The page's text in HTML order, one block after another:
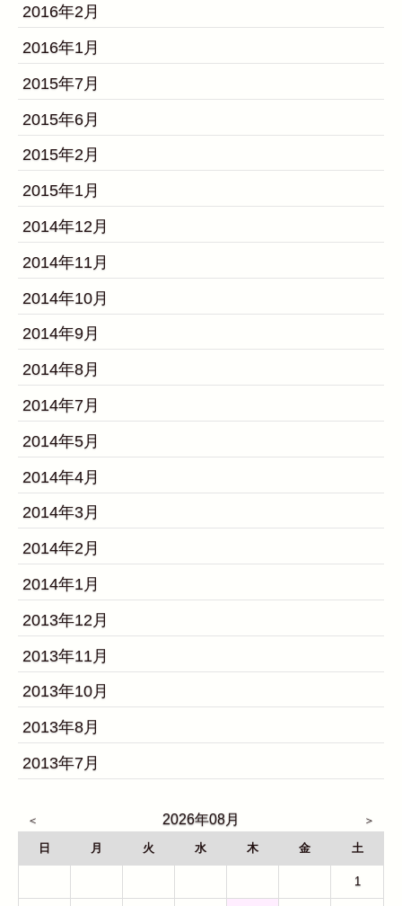
2016年2月
2016年1月
2015年7月
2015年6月
2015年2月
2015年1月
2014年12月
2014年11月
2014年10月
2014年9月
2014年8月
2014年7月
2014年5月
2014年4月
2014年3月
2014年2月
2014年1月
2013年12月
2013年11月
2013年10月
2013年8月
2013年7月
2026年08月
日 月 火 水 木 金 土
1